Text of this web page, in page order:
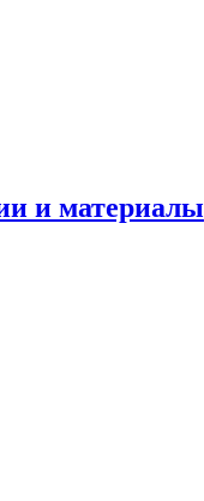
и материалы